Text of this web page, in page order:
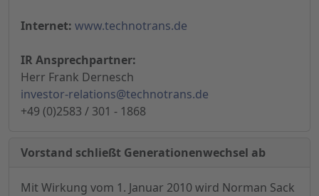
Internet: www.technotrans.de
IR Ansprechpartner:
Herr Frank Dernesch
investor-relations@technotrans.de
+49 (0)2583 / 301 - 1868
Vorstand schließt Generationenwechsel ab
Mit Wirkung vom 1. Januar 2010 wird Norman Sack